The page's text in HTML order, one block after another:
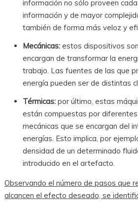
información no sólo proveen
información y de mayor
también de forma más veloz y
Mecánicas:estos dispositivos
encargan de transformar la
trabajo. Las fuentes de las que
energía pueden ser de distintas
Térmicas:por último, estas
están compuestas por
mecánicas que se encargan del
energías. Esto implica, por
densidad de un determinado
introducido en el artefacto.
Observando el número de pasos que
alcancen el efecto deseado, se